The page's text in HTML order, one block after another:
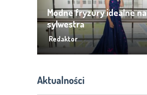
Modne fryzury idealne na
sylwestra
Redaktor
Aktualności